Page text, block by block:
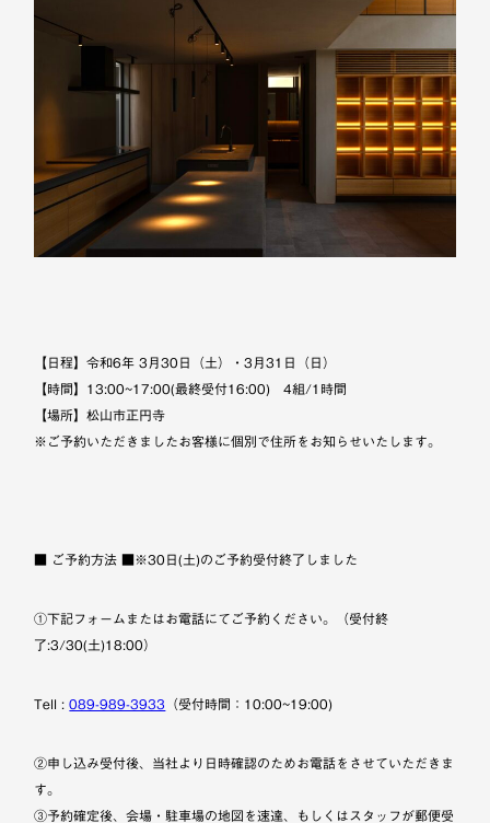
【日程】令和6年 3月30日（土）・3月31日（日）
【時間】13:00~17:00(最終受付16:00) 4組/1時間
【場所】松山市正円寺
※ご予約いただきましたお客様に個別で住所をお知らせいたします。
■ ご予約方法 ■※30日(土)のご予約受付終了しました
①下記フォームまたはお電話にてご予約ください。（受付終
了:3/30(土)18:00）
Tell :089-989-3933 （受付時間：10:00~19:00)
②申し込み受付後、当社より日時確認のためお電話をさせていただきま
す。
③予約確定後、会場・駐車場の地図を速達、もしくはスタッフが郵便受